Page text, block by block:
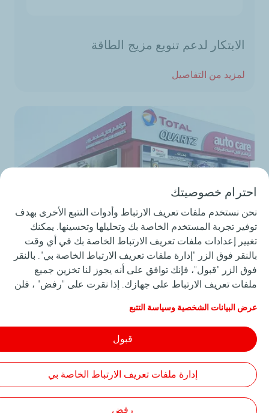
الابتكار لدعم تنويع مزيج الطاقة
لمزيد من التفاصيل
تعزز توتال وجودها في السوق السعودي مع
مراكز خدمة السيارات
لمزيد من التفاصيل
سياسة الخصوصيةإمكانية الوصولخريطة الموقعCookies
TotalEnergies 2026
احترام خصوصيتك
نحن نستخدم ملفات تعريف الارتباط وأدوات التتبع الأخرى بهدف
توفير تجربة المستخدم الخاصة بك وتحليلها وتحسينها. يمكنك
تغيير إعدادات ملفات تعريف الارتباط الخاصة بك في أي وقت
بالنقر فوق الزر "إدارة ملفات تعريف الارتباط الخاصة بي". بالنقر
فوق الزر "قبول"، فإنك توافق على أنه يجوز لنا تخزين جميع
ملفات تعريف الارتباط على جهازك. إذا نقرت على "رفض" ، فلن
يعمل الموقع بشكل صحيح. لمزيد من المعلومات، راجع صفحة
"البيانات الشخصية وسياسة التتبع".
عرض البيانات الشخصية وسياسة التتبع
قبول
إدارة ملفات تعريف الارتباط الخاصة بي
رفض